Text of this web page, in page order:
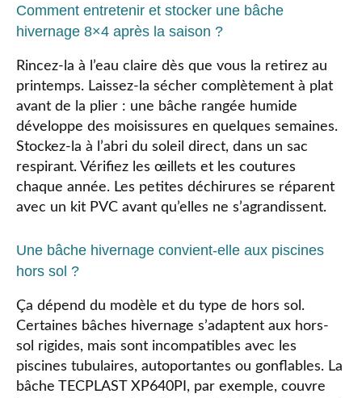
Comment entretenir et stocker une bâche
hivernage 8×4 après la saison ?
Rincez-la à l’eau claire dès que vous la retirez au
printemps. Laissez-la sécher complètement à plat
avant de la plier : une bâche rangée humide
développe des moisissures en quelques semaines.
Stockez-la à l’abri du soleil direct, dans un sac
respirant. Vérifiez les œillets et les coutures
chaque année. Les petites déchirures se réparent
avec un kit PVC avant qu’elles ne s’agrandissent.
Une bâche hivernage convient-elle aux piscines
hors sol ?
Ça dépend du modèle et du type de hors sol.
Certaines bâches hivernage s’adaptent aux hors-
sol rigides, mais sont incompatibles avec les
piscines tubulaires, autoportantes ou gonflables. La
bâche TECPLAST XP640PI, par exemple, couvre